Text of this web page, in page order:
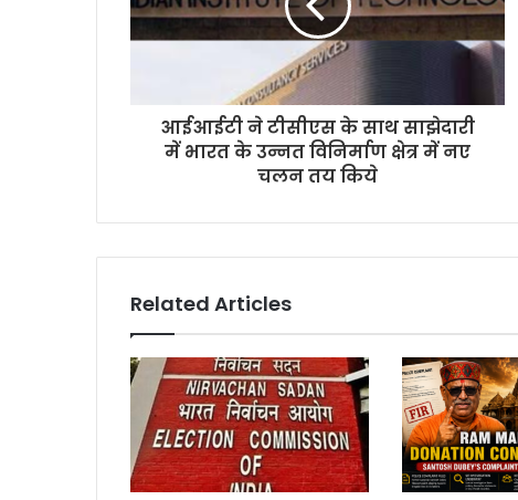
आईआईटी ने टीसीएस के साथ साझेदारी
में भारत के उन्नत विनिर्माण क्षेत्र में नए
चलन तय किये
Related Articles